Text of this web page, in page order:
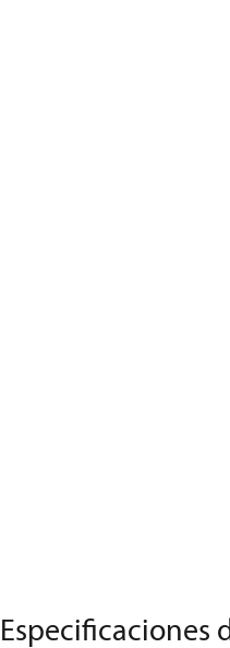
Especificaciones